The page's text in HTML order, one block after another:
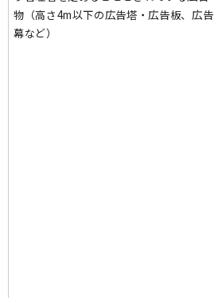
物（高さ4m以下の広告塔・広告板、広告
幕など）